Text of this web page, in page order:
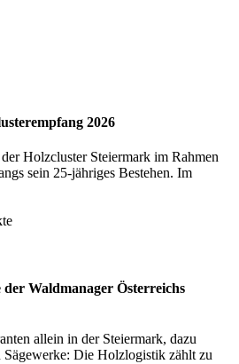
2026
Holzcluster Steiermark im Rahmen
sein 25-jähriges Bestehen. Im
Waldmanager Österreichs
allein in der Steiermark, dazu
Sägewerke: Die Holzlogistik zählt zu